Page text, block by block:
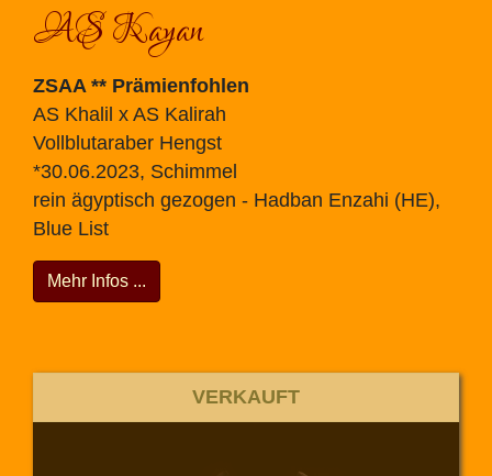
AS Kayan
ZSAA ** Prämienfohlen
AS Khalil x AS Kalirah
Vollblutaraber Hengst
*30.06.2023, Schimmel
rein ägyptisch gezogen - Hadban Enzahi (HE),
Blue List
Mehr Infos ...
VERKAUFT